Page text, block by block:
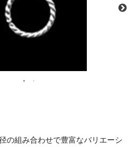
の組み合わせで豊富なバリエーシ